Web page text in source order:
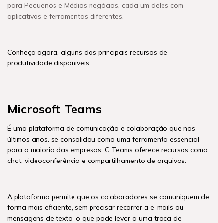
para Pequenos e Médios negócios, cada um deles com
aplicativos e ferramentas diferentes.
Conheça agora, alguns dos principais recursos de
produtividade disponíveis:
Microsoft Teams
É uma plataforma de comunicação e colaboração que nos
últimos anos, se consolidou como uma ferramenta essencial
para a maioria das empresas. O Teams oferece recursos como
chat, videoconferência e compartilhamento de arquivos.
A plataforma permite que os colaboradores se comuniquem de
forma mais eficiente, sem precisar recorrer a e-mails ou
mensagens de texto, o que pode levar a uma troca de